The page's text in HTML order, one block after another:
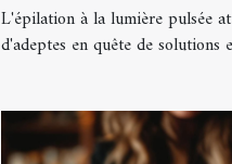
L'épilation à la lumière pulsée
d'adeptes en quête de solutions